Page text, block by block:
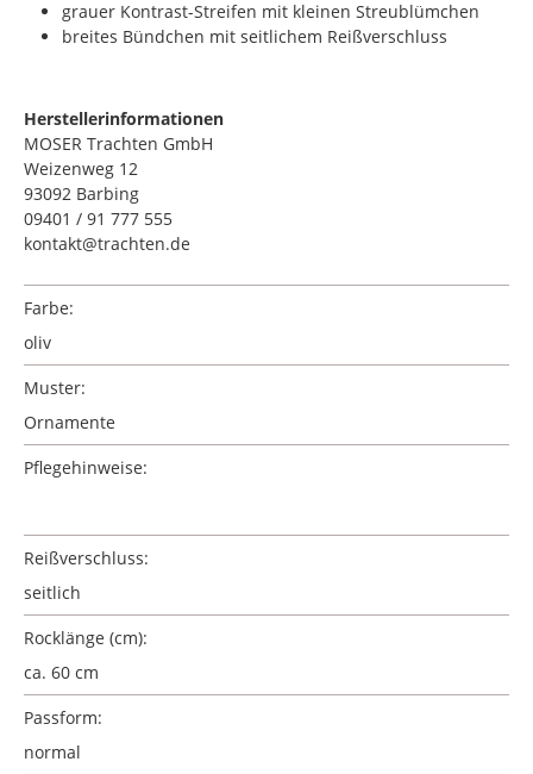
grauer Kontrast-Streifen mit kleinen Streublümchen
breites Bündchen mit seitlichem Reißverschluss
Herstellerinformationen
MOSER Trachten GmbH
Weizenweg 12
93092 Barbing
09401 / 91 777 555
kontakt@trachten.de
Farbe:
oliv
Muster:
Ornamente
Pflegehinweise:
Reißverschluss:
seitlich
Rocklänge (cm):
ca. 60 cm
Passform:
normal